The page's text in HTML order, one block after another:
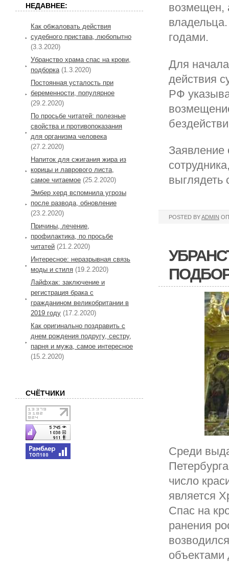
возмещен,
годами.
Для
действия
РФ
Заявление
POSTED BYADMIN
Среди
число
является
Спас на
ранения
объектами
НЕДАВНЕЕ:
Как обжаловать действия
судебного пристава, любопытно
(3.3.2020)
Убранство храма спас на крови,
подборка (1.3.2020)
Постоянная усталость при
беременности, популярное
(29.2.2020)
По просьбе читатей: полезные
свойства и противопоказания
для организма человека
(27.2.2020)
Напиток для сжигания жира из
корицы и лаврового листа,
самое читаемое (25.2.2020)
Эмбер херд вспомнила угрозы
после развода, обновление
(23.2.2020)
Причины, лечение,
профилактика, по просьбе
читатей (21.2.2020)
Интересное: неразрывная связь
моды и стиля (19.2.2020)
Лайфхак: заключение и
регистрация брака с
гражданином великобритании в
2019 году (17.2.2020)
Как оригинально поздравить с
днем рождения подругу, сестру,
парня и мужа, самое интересное
(15.2.2020)
СЧЁТЧИКИ